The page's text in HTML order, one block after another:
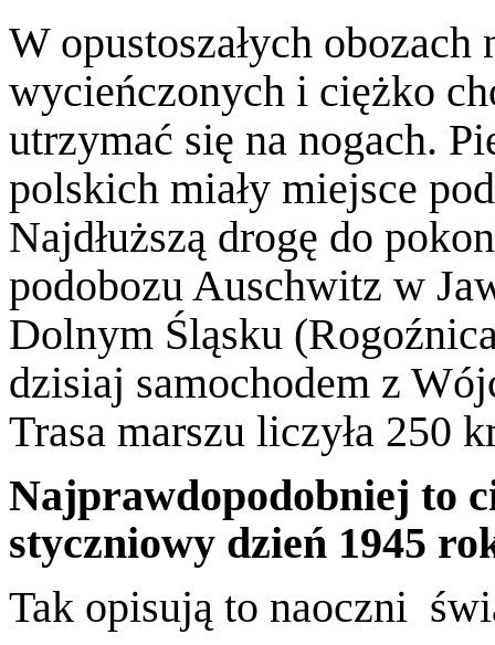
W opustoszałych
wycieńczonych i ciężko
utrzymać się na nogach.
polskich miały miejsce
Najdłuższą drogę do
podobozu Auschwitz w
Dolnym Śląsku
dzisiaj samochodem z
Trasa marszu liczyła 250
Najprawdopodobniej to
styczniowy dzień 1945
Tak opisują to naoczni